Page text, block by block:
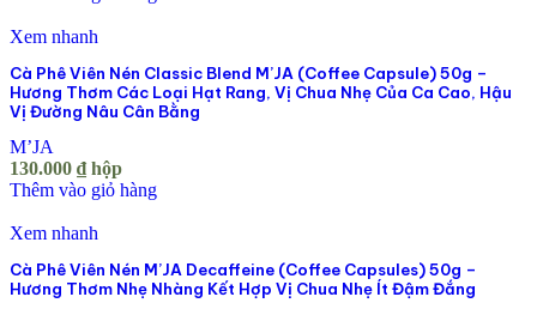
Xem nhanh
Cà Phê Viên Nén Classic Blend M’JA (Coffee Capsule) 50g –
Hương Thơm Các Loại Hạt Rang, Vị Chua Nhẹ Của Ca Cao, Hậu
Vị Đường Nâu Cân Bằng
M’JA
130.000 ₫ hộp
Thêm vào giỏ hàng
Xem nhanh
Cà Phê Viên Nén M’JA Decaffeine (Coffee Capsules) 50g –
Hương Thơm Nhẹ Nhàng Kết Hợp Vị Chua Nhẹ Ít Đậm Đắng